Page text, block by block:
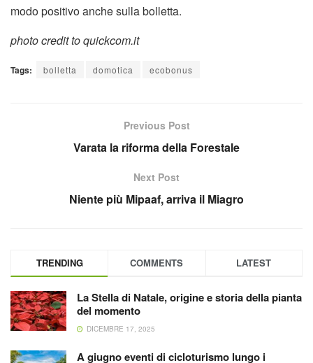
modo positivo anche sulla bolletta.
photo credit to quickcom.it
Tags: bolletta domotica ecobonus
Previous Post
Varata la riforma della Forestale
Next Post
Niente più Mipaaf, arriva il Miagro
TRENDING COMMENTS LATEST
La Stella di Natale, origine e storia della pianta
del momento
DICEMBRE 17, 2025
A giugno eventi di cicloturismo lungo i